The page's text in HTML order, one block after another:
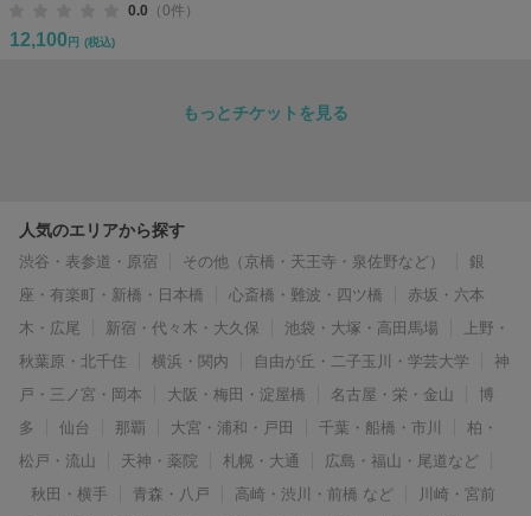
0.0 （0件）
12,100 円 (税込)
もっとチケットを見る
人気のエリアから探す
渋谷・表参道・原宿 その他（京橋・天王寺・泉佐野など）
銀
座・有楽町・新橋・日本橋
心斎橋・難波・四ツ橋
赤坂・六本
木・広尾
新宿・代々木・大久保 池袋・大塚・高田馬場
上野・
秋葉原・北千住
横浜・関内 自由が丘・二子玉川・学芸大学
神
戸・三ノ宮・岡本
大阪・梅田・淀屋橋 名古屋・栄・金山
博
多
仙台 那覇 大宮・浦和・戸田 千葉・船橋・市川
柏・
松戸・流山
天神・薬院 札幌・大通
広島・福山・尾道など
秋田・横手
青森・八戸 高崎・渋川・前橋 など
川崎・宮前